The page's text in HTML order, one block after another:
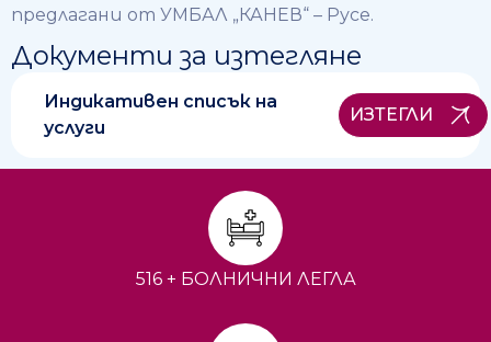
предлагани от УМБАЛ „КАНЕВ“ – Русе.
Документи за изтегляне
Индикативен списък на
услуги
ИЗТЕГЛИ
516 + БОЛНИЧНИ ЛЕГЛА